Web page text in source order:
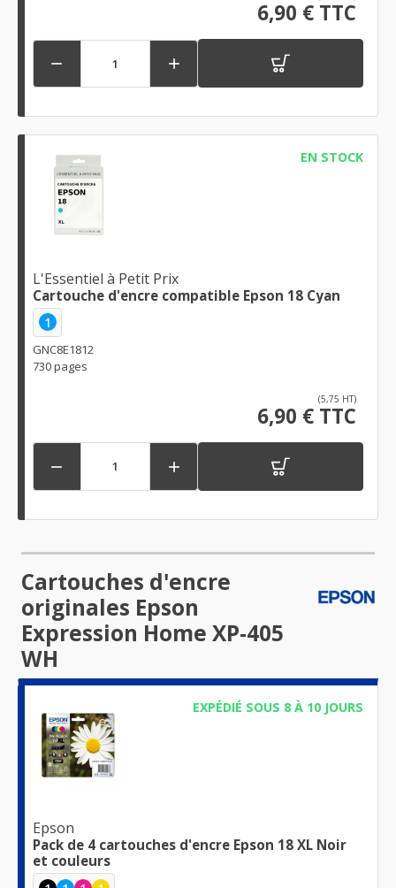
6,90 € TTC
 
EN STOCK
L'Essentiel à Petit Prix
Cartouche d'encre compatible Epson 18 Cyan
1
GNC8E1812
730 pages
(5,75 HT)
6,90 € TTC
 
Cartouches d'encre
originales Epson
Expression Home XP-405
WH
EXPÉDIÉ SOUS 8 À 10 JOURS
Epson
Pack de 4 cartouches d'encre Epson 18 XL Noir
et couleurs